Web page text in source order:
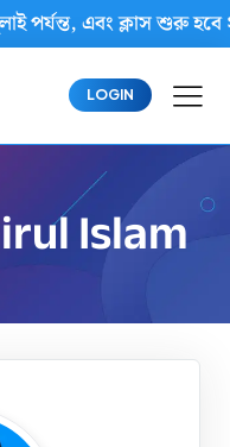
পর্যন্ত, এবং ক্লাস শুরু
LOGIN
Islam